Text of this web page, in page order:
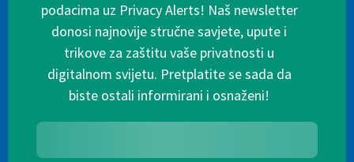
podacima uz Privacy Alerts! Naš newsletter
donosi najnovije stručne savjete, upute i
trikove za zaštitu vaše privatnosti u
digitalnom svijetu. Pretplatite se sada da
biste ostali informirani i osnaženi!